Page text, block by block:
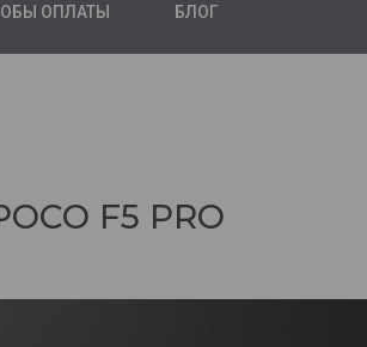
ОПЛАТЫ БЛОГ
F5 PRO